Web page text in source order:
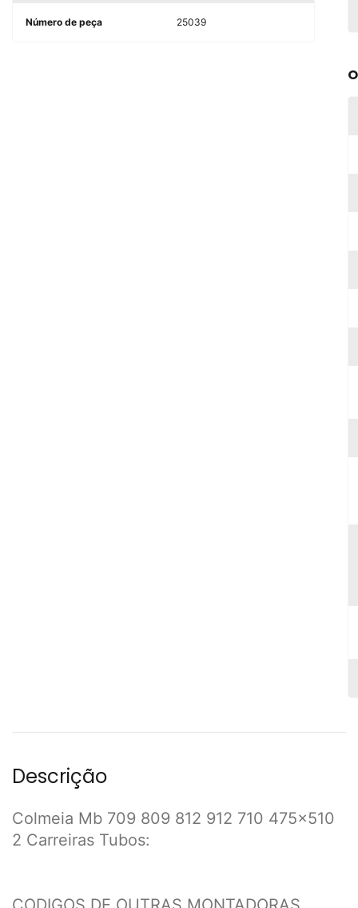
Número de peça 25039
Descrição
Colmeia Mb 709 809 812 912 710 475x510
2 Carreiras Tubos: